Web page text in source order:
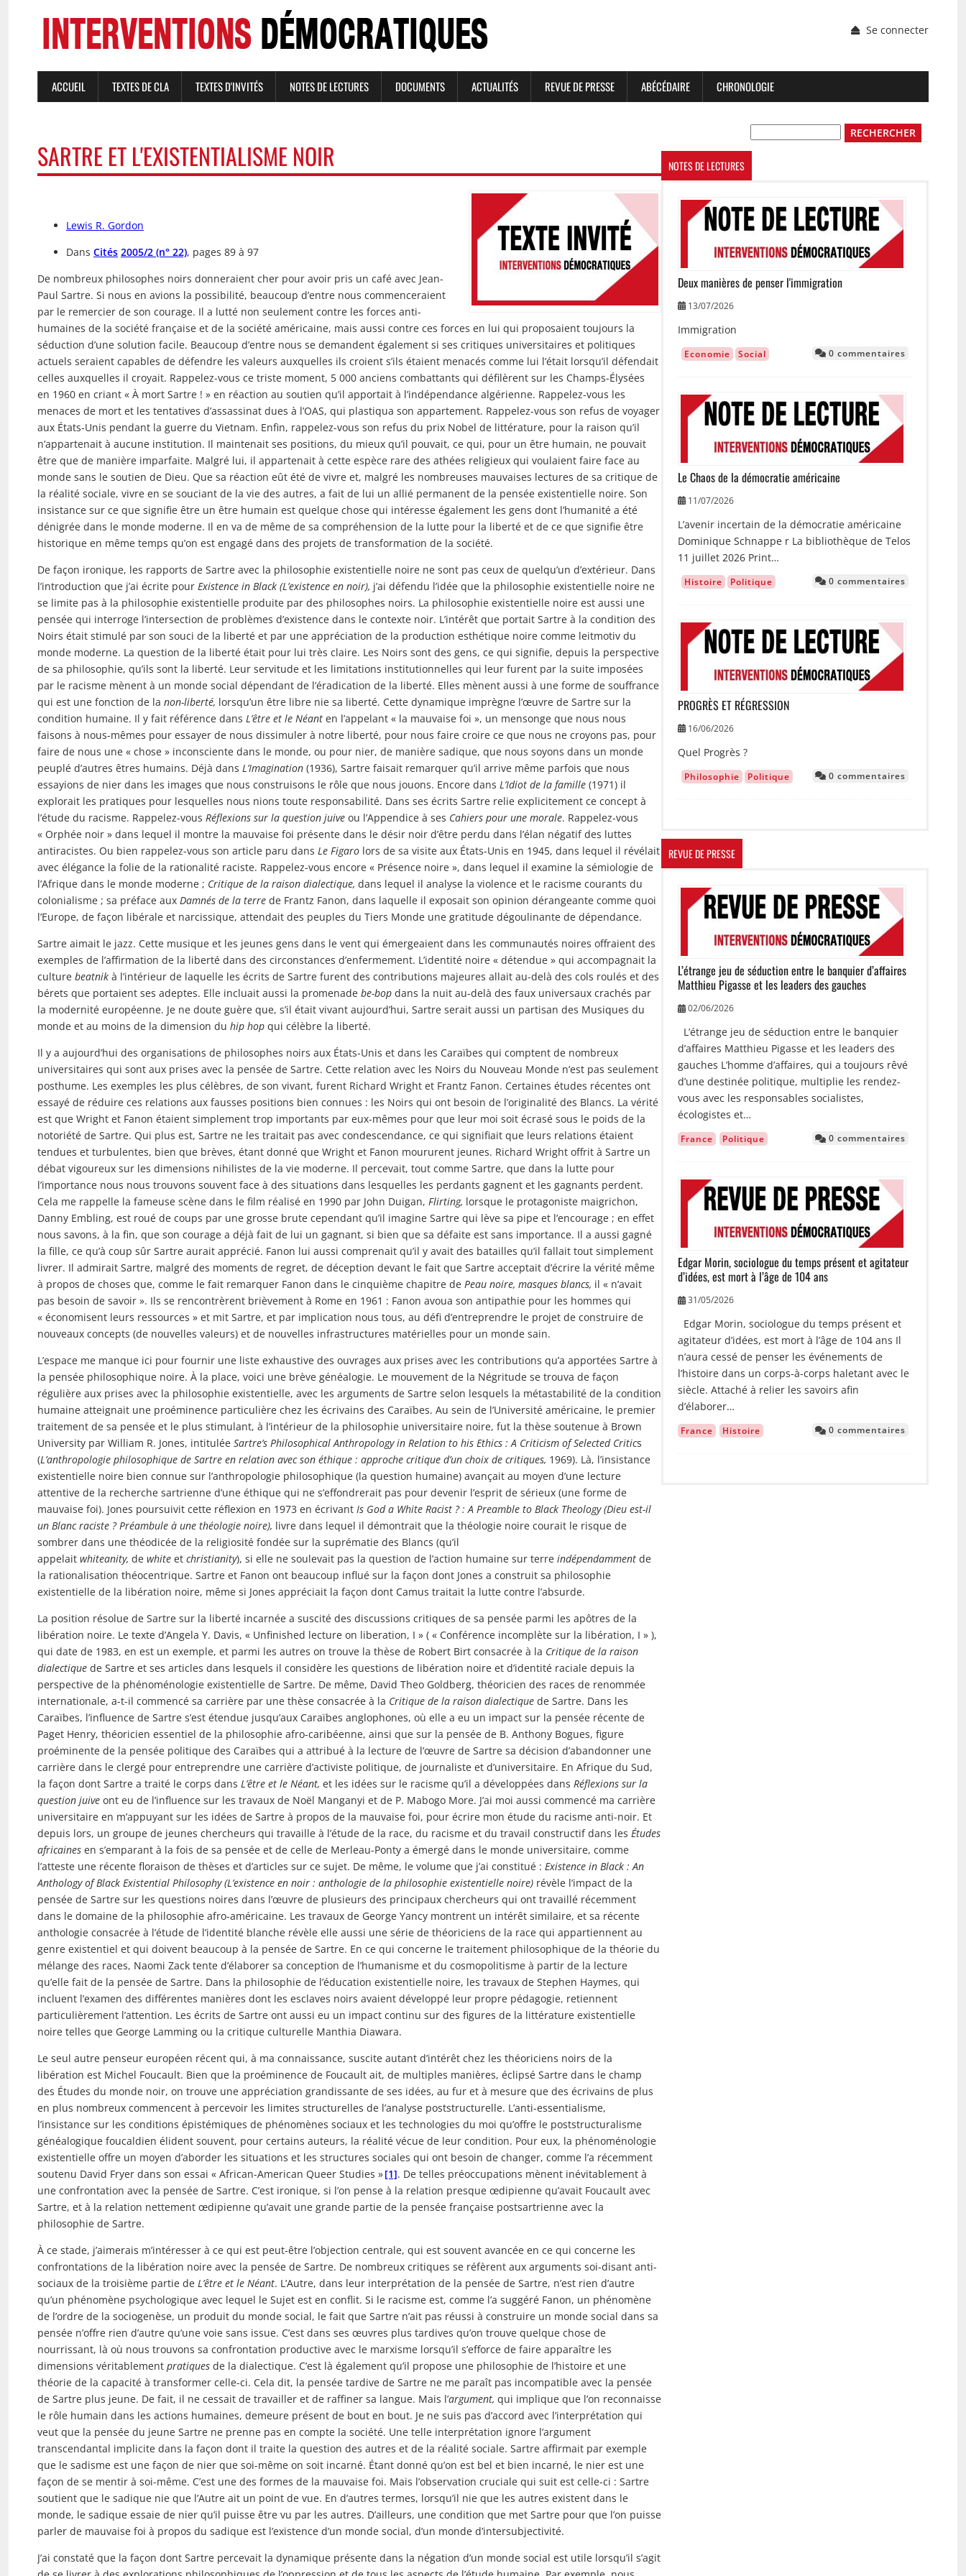
du
l'utilisateur
Se connecter
NAVIGATION
PRINCIPALE
ACCUEIL TEXTES DE CLA TEXTES D'INVITÉS NOTES DE LECTURES DOCUMENTS ACTUALITÉS REVUE DE PRESSE ABÉCÉDAIRE CHRONOLOGIE
SARTRE ET L'EXISTENTIALISME NOIR
Lewis R. Gordon
Dans Cités 2005/2 (n° 22), pages 89 à 97
De nombreux philosophes noirs donneraient cher pour avoir pris un café avec Jean-
Paul Sartre. Si nous en avions la possibilité, beaucoup d’entre nous commenceraient
par le remercier de son courage. Il a lutté non seulement contre les forces anti-
humaines de la société française et de la société américaine, mais aussi contre ces forces en lui qui proposaient toujours la
séduction d’une solution facile. Beaucoup d’entre nous se demandent également si ses critiques universitaires et politiques
actuels seraient capables de défendre les valeurs auxquelles ils croient s’ils étaient menacés comme lui l’était lorsqu’il défendait
celles auxquelles il croyait. Rappelez-vous ce triste moment, 5 000 anciens combattants qui défilèrent sur les Champs-Élysées
en 1960 en criant « À mort Sartre ! » en réaction au soutien qu’il apportait à l’indépendance algérienne. Rappelez-vous les
menaces de mort et les tentatives d’assassinat dues à l’OAS, qui plastiqua son appartement. Rappelez-vous son refus de voyager
aux États-Unis pendant la guerre du Vietnam. Enfin, rappelez-vous son refus du prix Nobel de littérature, pour la raison qu’il
n’appartenait à aucune institution. Il maintenait ses positions, du mieux qu’il pouvait, ce qui, pour un être humain, ne pouvait
être que de manière imparfaite. Malgré lui, il appartenait à cette espèce rare des athées religieux qui voulaient faire face au
monde sans le soutien de Dieu. Que sa réaction eût été de vivre et, malgré les nombreuses mauvaises lectures de sa critique de
la réalité sociale, vivre en se souciant de la vie des autres, a fait de lui un allié permanent de la pensée existentielle noire. Son
insistance sur ce que signifie être un être humain est quelque chose qui intéresse également les gens dont l’humanité a été
dénigrée dans le monde moderne. Il en va de même de sa compréhension de la lutte pour la liberté et de ce que signifie être
historique en même temps qu’on est engagé dans des projets de transformation de la société.
De façon ironique, les rapports de Sartre avec la philosophie existentielle noire ne sont pas ceux de quelqu’un d’extérieur. Dans
l’introduction que j’ai écrite pour Existence in Black (L’existence en noir), j’ai défendu l’idée que la philosophie existentielle noire ne
se limite pas à la philosophie existentielle produite par des philosophes noirs. La philosophie existentielle noire est aussi une
pensée qui interroge l’intersection de problèmes d’existence dans le contexte noir. L’intérêt que portait Sartre à la condition des
Noirs était stimulé par son souci de la liberté et par une appréciation de la production esthétique noire comme leitmotiv du
monde moderne. La question de la liberté était pour lui très claire. Les Noirs sont des gens, ce qui signifie, depuis la perspective
de sa philosophie, qu’ils sont la liberté. Leur servitude et les limitations institutionnelles qui leur furent par la suite imposées
par le racisme mènent à un monde social dépendant de l’éradication de la liberté. Elles mènent aussi à une forme de souffrance
qui est une fonction de la non-liberté, lorsqu’un être libre nie sa liberté. Cette dynamique imprègne l’œuvre de Sartre sur la
condition humaine. Il y fait référence dans L’être et le Néant en l’appelant « la mauvaise foi », un mensonge que nous nous
faisons à nous-mêmes pour essayer de nous dissimuler à notre liberté, pour nous faire croire ce que nous ne croyons pas, pour
faire de nous une « chose » inconsciente dans le monde, ou pour nier, de manière sadique, que nous soyons dans un monde
peuplé d’autres êtres humains. Déjà dans L’Imagination (1936), Sartre faisait remarquer qu’il arrive même parfois que nous
essayions de nier dans les images que nous construisons le rôle que nous jouons. Encore dans L’Idiot de la famille (1971) il
explorait les pratiques pour lesquelles nous nions toute responsabilité. Dans ses écrits Sartre relie explicitement ce concept à
l’étude du racisme. Rappelez-vous Réflexions sur la question juive ou l’Appendice à ses Cahiers pour une morale. Rappelez-vous
« Orphée noir » dans lequel il montre la mauvaise foi présente dans le désir noir d’être perdu dans l’élan négatif des luttes
antiracistes. Ou bien rappelez-vous son article paru dans Le Figaro lors de sa visite aux États-Unis en 1945, dans lequel il révélait
avec élégance la folie de la rationalité raciste. Rappelez-vous encore « Présence noire », dans lequel il examine la sémiologie de
l’Afrique dans le monde moderne ; Critique de la raison dialectique, dans lequel il analyse la violence et le racisme courants du
colonialisme ; sa préface aux Damnés de la terre de Frantz Fanon, dans laquelle il exposait son opinion dérangeante comme quoi
l’Europe, de façon libérale et narcissique, attendait des peuples du Tiers Monde une gratitude dégoulinante de dépendance.
Sartre aimait le jazz. Cette musique et les jeunes gens dans le vent qui émergeaient dans les communautés noires offraient des
exemples de l’affirmation de la liberté dans des circonstances d’enfermement. L’identité noire « détendue » qui accompagnait la
culture beatnik à l’intérieur de laquelle les écrits de Sartre furent des contributions majeures allait au-delà des cols roulés et des
bérets que portaient ses adeptes. Elle incluait aussi la promenade be-bop dans la nuit au-delà des faux universaux crachés par
la modernité européenne. Je ne doute guère que, s’il était vivant aujourd’hui, Sartre serait aussi un partisan des Musiques du
monde et au moins de la dimension du hip hop qui célèbre la liberté.
Il y a aujourd’hui des organisations de philosophes noirs aux États-Unis et dans les Caraïbes qui comptent de nombreux
universitaires qui sont aux prises avec la pensée de Sartre. Cette relation avec les Noirs du Nouveau Monde n’est pas seulement
posthume. Les exemples les plus célèbres, de son vivant, furent Richard Wright et Frantz Fanon. Certaines études récentes ont
essayé de réduire ces relations aux fausses positions bien connues : les Noirs qui ont besoin de l’originalité des Blancs. La vérité
est que Wright et Fanon étaient simplement trop importants par eux-mêmes pour que leur moi soit écrasé sous le poids de la
notoriété de Sartre. Qui plus est, Sartre ne les traitait pas avec condescendance, ce qui signifiait que leurs relations étaient
tendues et turbulentes, bien que brèves, étant donné que Wright et Fanon moururent jeunes. Richard Wright offrit à Sartre un
débat vigoureux sur les dimensions nihilistes de la vie moderne. Il percevait, tout comme Sartre, que dans la lutte pour
l’importance nous nous trouvons souvent face à des situations dans lesquelles les perdants gagnent et les gagnants perdent.
Cela me rappelle la fameuse scène dans le film réalisé en 1990 par John Duigan, Flirting, lorsque le protagoniste maigrichon,
Danny Embling, est roué de coups par une grosse brute cependant qu’il imagine Sartre qui lève sa pipe et l’encourage ; en effet
nous savons, à la fin, que son courage a déjà fait de lui un gagnant, si bien que sa défaite est sans importance. Il a aussi gagné
la fille, ce qu’à coup sûr Sartre aurait apprécié. Fanon lui aussi comprenait qu’il y avait des batailles qu’il fallait tout simplement
livrer. Il admirait Sartre, malgré des moments de regret, de déception devant le fait que Sartre acceptait d’écrire la vérité même
à propos de choses que, comme le fait remarquer Fanon dans le cinquième chapitre de Peau noire, masques blancs, il « n’avait
pas besoin de savoir ». Ils se rencontrèrent brièvement à Rome en 1961 : Fanon avoua son antipathie pour les hommes qui
« économisent leurs ressources » et mit Sartre, et par implication nous tous, au défi d’entreprendre le projet de construire de
nouveaux concepts (de nouvelles valeurs) et de nouvelles infrastructures matérielles pour un monde sain.
L’espace me manque ici pour fournir une liste exhaustive des ouvrages aux prises avec les contributions qu’a apportées Sartre à
la pensée philosophique noire. À la place, voici une brève généalogie. Le mouvement de la Négritude se trouva de façon
régulière aux prises avec la philosophie existentielle, avec les arguments de Sartre selon lesquels la métastabilité de la condition
humaine atteignait une proéminence particulière chez les écrivains des Caraïbes. Au sein de l’Université américaine, le premier
traitement de sa pensée et le plus stimulant, à l’intérieur de la philosophie universitaire noire, fut la thèse soutenue à Brown
University par William R. Jones, intitulée Sartre’s Philosophical Anthropology in Relation to his Ethics : A Criticism of Selected Critics
(L’anthropologie philosophique de Sartre en relation avec son éthique : approche critique d’un choix de critiques, 1969). Là, l’insistance
existentielle noire bien connue sur l’anthropologie philosophique (la question humaine) avançait au moyen d’une lecture
attentive de la recherche sartrienne d’une éthique qui ne s’effondrerait pas pour devenir l’esprit de sérieux (une forme de
mauvaise foi). Jones poursuivit cette réflexion en 1973 en écrivant Is God a White Racist ? : A Preamble to Black Theology (Dieu est-il
un Blanc raciste ? Préambule à une théologie noire), livre dans lequel il démontrait que la théologie noire courait le risque de
sombrer dans une théodicée de la religiosité fondée sur la suprématie des Blancs (qu’il
appelait whiteanity, de white et christianity), si elle ne soulevait pas la question de l’action humaine sur terre indépendamment de
la rationalisation théocentrique. Sartre et Fanon ont beaucoup influé sur la façon dont Jones a construit sa philosophie
existentielle de la libération noire, même si Jones appréciait la façon dont Camus traitait la lutte contre l’absurde.
La position résolue de Sartre sur la liberté incarnée a suscité des discussions critiques de sa pensée parmi les apôtres de la
libération noire. Le texte d’Angela Y. Davis, « Unfinished lecture on liberation, I » ( « Conférence incomplète sur la libération, I » ),
qui date de 1983, en est un exemple, et parmi les autres on trouve la thèse de Robert Birt consacrée à la Critique de la raison
dialectique de Sartre et ses articles dans lesquels il considère les questions de libération noire et d’identité raciale depuis la
perspective de la phénoménologie existentielle de Sartre. De même, David Theo Goldberg, théoricien des races de renommée
internationale, a-t-il commencé sa carrière par une thèse consacrée à la Critique de la raison dialectique de Sartre. Dans les
Caraïbes, l’influence de Sartre s’est étendue jusqu’aux Caraïbes anglophones, où elle a eu un impact sur la pensée récente de
Paget Henry, théoricien essentiel de la philosophie afro-caribéenne, ainsi que sur la pensée de B. Anthony Bogues, figure
proéminente de la pensée politique des Caraïbes qui a attribué à la lecture de l’œuvre de Sartre sa décision d’abandonner une
carrière dans le clergé pour entreprendre une carrière d’activiste politique, de journaliste et d’universitaire. En Afrique du Sud,
la façon dont Sartre a traité le corps dans L’être et le Néant, et les idées sur le racisme qu’il a développées dans Réflexions sur la
question juive ont eu de l’influence sur les travaux de Noël Manganyi et de P. Mabogo More. J’ai moi aussi commencé ma carrière
universitaire en m’appuyant sur les idées de Sartre à propos de la mauvaise foi, pour écrire mon étude du racisme anti-noir. Et
depuis lors, un groupe de jeunes chercheurs qui travaille à l’étude de la race, du racisme et du travail constructif dans les Études
africaines en s’emparant à la fois de sa pensée et de celle de Merleau-Ponty a émergé dans le monde universitaire, comme
l’atteste une récente floraison de thèses et d’articles sur ce sujet. De même, le volume que j’ai constitué : Existence in Black : An
Anthology of Black Existential Philosophy (L’existence en noir : anthologie de la philosophie existentielle noire) révèle l’impact de la
pensée de Sartre sur les questions noires dans l’œuvre de plusieurs des principaux chercheurs qui ont travaillé récemment
dans le domaine de la philosophie afro-américaine. Les travaux de George Yancy montrent un intérêt similaire, et sa récente
anthologie consacrée à l’étude de l’identité blanche révèle elle aussi une série de théoriciens de la race qui appartiennent au
genre existentiel et qui doivent beaucoup à la pensée de Sartre. En ce qui concerne le traitement philosophique de la théorie du
mélange des races, Naomi Zack tente d’élaborer sa conception de l’humanisme et du cosmopolitisme à partir de la lecture
qu’elle fait de la pensée de Sartre. Dans la philosophie de l’éducation existentielle noire, les travaux de Stephen Haymes, qui
incluent l’examen des différentes manières dont les esclaves noirs avaient développé leur propre pédagogie, retiennent
particulièrement l’attention. Les écrits de Sartre ont aussi eu un impact continu sur des figures de la littérature existentielle
noire telles que George Lamming ou la critique culturelle Manthia Diawara.
Le seul autre penseur européen récent qui, à ma connaissance, suscite autant d’intérêt chez les théoriciens noirs de la
libération est Michel Foucault. Bien que la proéminence de Foucault ait, de multiples manières, éclipsé Sartre dans le champ
des Études du monde noir, on trouve une appréciation grandissante de ses idées, au fur et à mesure que des écrivains de plus
en plus nombreux commencent à percevoir les limites structurelles de l’analyse poststructurelle. L’anti-essentialisme,
l’insistance sur les conditions épistémiques de phénomènes sociaux et les technologies du moi qu’offre le poststructuralisme
généalogique foucaldien élident souvent, pour certains auteurs, la réalité vécue de leur condition. Pour eux, la phénoménologie
existentielle offre un moyen d’aborder les situations et les structures sociales qui ont besoin de changer, comme l’a récemment
soutenu David Fryer dans son essai « African-American Queer Studies »[1]. De telles préoccupations mènent inévitablement à
une confrontation avec la pensée de Sartre. C’est ironique, si l’on pense à la relation presque œdipienne qu’avait Foucault avec
Sartre, et à la relation nettement œdipienne qu’avait une grande partie de la pensée française postsartrienne avec la
philosophie de Sartre.
À ce stade, j’aimerais m’intéresser à ce qui est peut-être l’objection centrale, qui est souvent avancée en ce qui concerne les
confrontations de la libération noire avec la pensée de Sartre. De nombreux critiques se réfèrent aux arguments soi-disant anti-
sociaux de la troisième partie de L’être et le Néant. L’Autre, dans leur interprétation de la pensée de Sartre, n’est rien d’autre
qu’un phénomène psychologique avec lequel le Sujet est en conflit. Si le racisme est, comme l’a suggéré Fanon, un phénomène
de l’ordre de la sociogenèse, un produit du monde social, le fait que Sartre n’ait pas réussi à construire un monde social dans sa
pensée n’offre rien d’autre qu’une voie sans issue. C’est dans ses œuvres plus tardives qu’on trouve quelque chose de
nourrissant, là où nous trouvons sa confrontation productive avec le marxisme lorsqu’il s’efforce de faire apparaître les
dimensions véritablement pratiques de la dialectique. C’est là également qu’il propose une philosophie de l’histoire et une
théorie de la capacité à transformer celle-ci. Cela dit, la pensée tardive de Sartre ne me paraît pas incompatible avec la pensée
de Sartre plus jeune. De fait, il ne cessait de travailler et de raffiner sa langue. Mais l’argument, qui implique que l’on reconnaisse
le rôle humain dans les actions humaines, demeure présent de bout en bout. Je ne suis pas d’accord avec l’interprétation qui
veut que la pensée du jeune Sartre ne prenne pas en compte la société. Une telle interprétation ignore l’argument
transcendantal implicite dans la façon dont il traite la question des autres et de la réalité sociale. Sartre affirmait par exemple
que le sadisme est une façon de nier que soi-même on soit incarné. Étant donné qu’on est bel et bien incarné, le nier est une
façon de se mentir à soi-même. C’est une des formes de la mauvaise foi. Mais l’observation cruciale qui suit est celle-ci : Sartre
soutient que le sadique nie que l’Autre ait un point de vue. En d’autres termes, lorsqu’il nie que les autres existent dans le
monde, le sadique essaie de nier qu’il puisse être vu par les autres. D’ailleurs, une condition que met Sartre pour que l’on puisse
parler de mauvaise foi à propos du sadique est l’existence d’un monde social, d’un monde d’intersubjectivité.
J’ai constaté que la façon dont Sartre percevait la dynamique présente dans la négation d’un monde social est utile lorsqu’il s’agit
NOTES DE LECTURES
Image
Deux manières de penser l'immigration
13/07/2026
Immigration
Economie Social 0 commentaires
Image
Le Chaos de la démocratie américaine
11/07/2026
L’avenir incertain de la démocratie américaine
Dominique Schnappe r La bibliothèque de Telos
11 juillet 2026 Print…
Histoire Politique 0 commentaires
Image
PROGRÈS ET RÉGRESSION
16/06/2026
Quel Progrès ?
Philosophie Politique 0 commentaires
REVUE DE PRESSE
Image
L’étrange jeu de séduction entre le banquier d’affaires
Matthieu Pigasse et les leaders des gauches
02/06/2026
L’étrange jeu de séduction entre le banquier
d’affaires Matthieu Pigasse et les leaders des
gauches L’homme d’affaires, qui a toujours rêvé
d’une destinée politique, multiplie les rendez-
vous avec les responsables socialistes,
écologistes et…
France Politique 0 commentaires
Image
Edgar Morin, sociologue du temps présent et agitateur
d’idées, est mort à l’âge de 104 ans
31/05/2026
Edgar Morin, sociologue du temps présent et
agitateur d’idées, est mort à l’âge de 104 ans Il
n’aura cessé de penser les événements de
l’histoire dans un corps-à-corps haletant avec le
siècle. Attaché à relier les savoirs afin
d’élaborer…
France Histoire 0 commentaires